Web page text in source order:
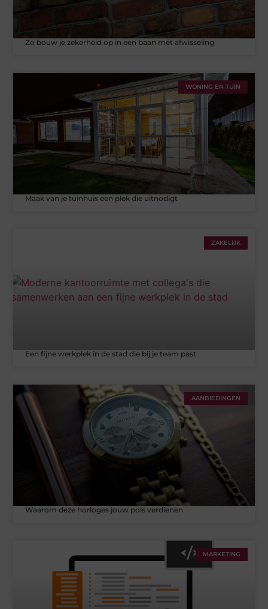
Zo bouw je zekerheid op in een baan met afwisseling
WONING EN TUIN
Maak van je tuinhuis een plek die uitnodigt
ZAKELIJK
Een fijne werkplek in de stad die bij je team past
AANBIEDINGEN
Waarom deze horloges jouw pols verdienen
MARKETING